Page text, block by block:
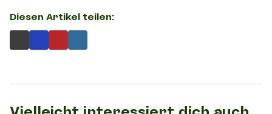
Diesen Artikel teilen: